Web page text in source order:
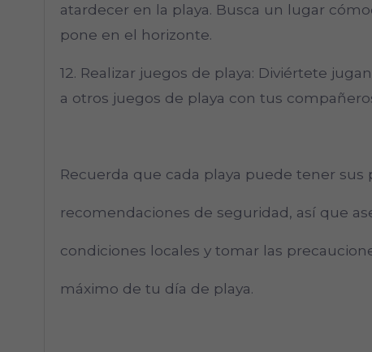
atardecer en la playa. Busca un lugar
pone en el horizonte.
12. Realizar juegos de playa: Diviértete
a otros juegos de playa con tus
Recuerda que cada playa puede tener sus
recomendaciones de seguridad, así que
condiciones locales y tomar las
máximo de tu día de playa.